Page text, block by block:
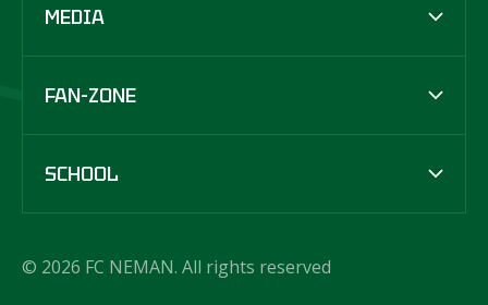
MEDIA
FAN-ZONE
SCHOOL
© 2026 FC NEMAN. All rights reserved